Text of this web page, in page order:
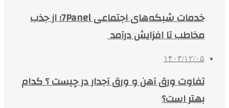
خدمات شبکه‌های اجتماعی 7Panel؛ از جذب
مخاطب تا افزایش درآمد
۱۴۰۳/۱۲/۰۵
تفاوت ورق آهن و ورق آجدار در چیست ؟ کدام
بهتر است؟